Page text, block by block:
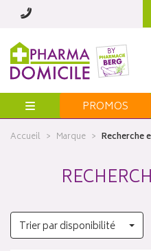
Menu PROMOS
Accueil Marque Recherche
Trier par disponibilité